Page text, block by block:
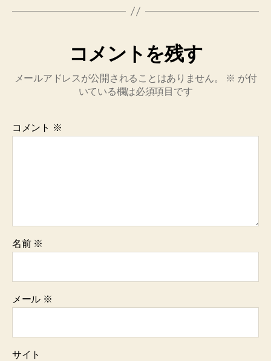
コメントを残す
メールアドレスが公開されることはありません。 ※ が付
いている欄は必須項目です
コメント ※
名前 ※
メール ※
サイト